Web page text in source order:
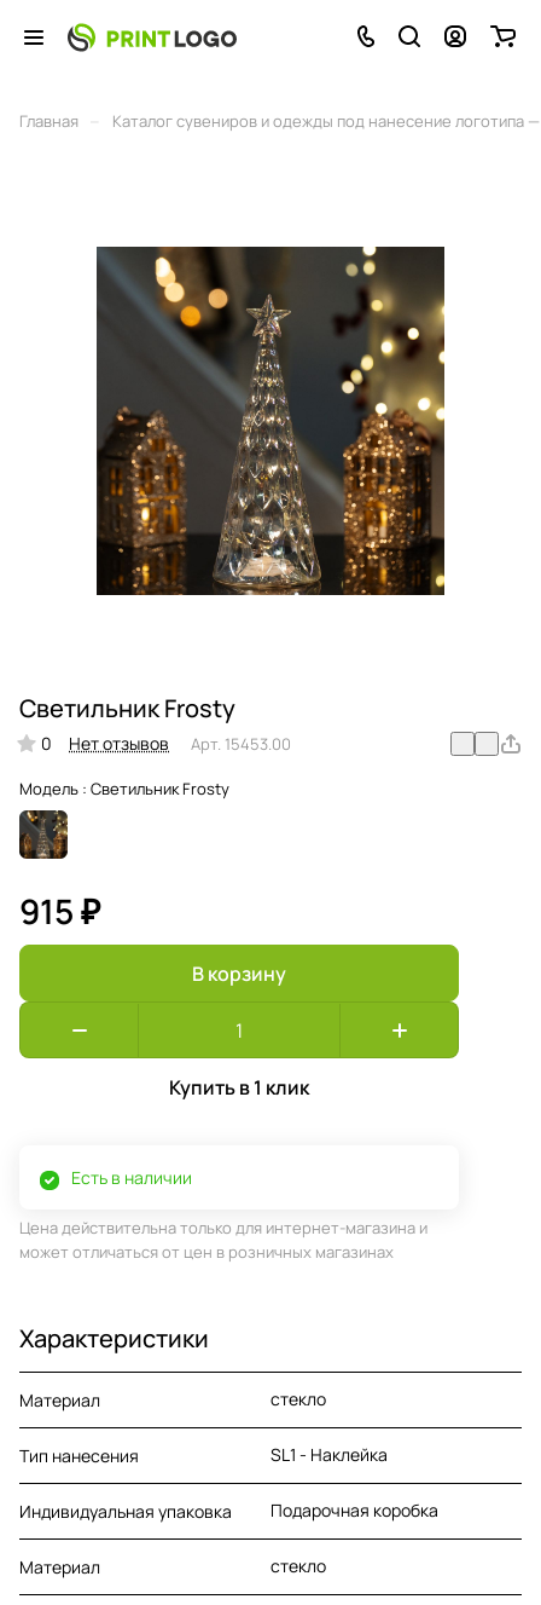
Главная Каталог сувениров и одежды под нанесение логотипа
Светильник Frosty
0 Нет отзывов Арт. 15453.00
Модель : Светильник Frosty
915 ₽
В корзину
Купить в 1 клик
Есть в наличии
Цена действительна только для интернет-магазина и
может отличаться от цен в розничных магазинах
Характеристики
Материал стекло
Тип нанесения SL1 - Наклейка
Индивидуальная упаковка Подарочная коробка
Материал стекло